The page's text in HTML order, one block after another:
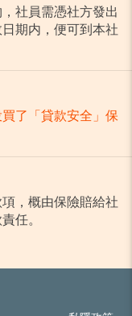
社員需憑社方發出
期内，便可到本社
了「貸款安全」保
，概由保險賠給社
任。